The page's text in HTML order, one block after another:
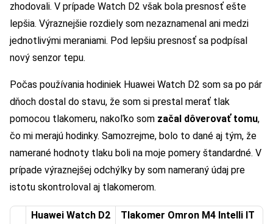
zhodovali. V prípade Watch D2 však bola presnosť ešte
lepšia. Výraznejšie rozdiely som nezaznamenal ani medzi
jednotlivými meraniami. Pod lepšiu presnosť sa podpísal
nový senzor tepu.
Počas používania hodiniek Huawei Watch D2 som sa po pár
dňoch dostal do stavu, že som si prestal merať tlak
pomocou tlakomeru, nakoľko som začal dôverovať tomu,
čo mi merajú hodinky. Samozrejme, bolo to dané aj tým, že
namerané hodnoty tlaku boli na moje pomery štandardné. V
prípade výraznejšej odchýlky by som nameraný údaj pre
istotu skontroloval aj tlakomerom.
Huawei Watch D2
Tlakomer Omron M4 Intelli IT